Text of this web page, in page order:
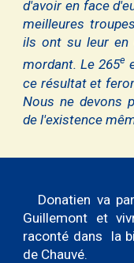
d'avoir en face
meilleures
ils ont su leur en
mordant. Le 265e
ce résultat et
Nous ne devons
de l'existence
Donatien va
Guillemont et
raconté dans
la
de Chauvé.